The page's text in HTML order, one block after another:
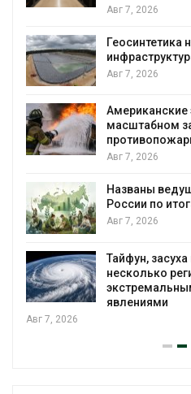
Авг 7, 2026
Геосинтетика
Авг 7, 2026
Американские
масштабном
Авг 7, 2026
Названы
России по
Авг 7, 2026
Тайфун,
несколько
явлениями
Авг 7, 2026